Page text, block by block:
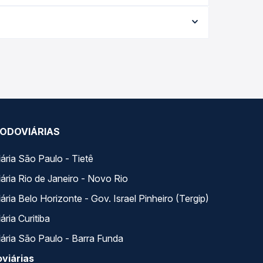
oferta para o seu roteiro.
São Paulo - Tietê
Rio de Janeiro - Novo Rio
Belo Horizonte - Gov. Israel Pinheiro (Tergip)
Curitiba
São Paulo - Barra Funda